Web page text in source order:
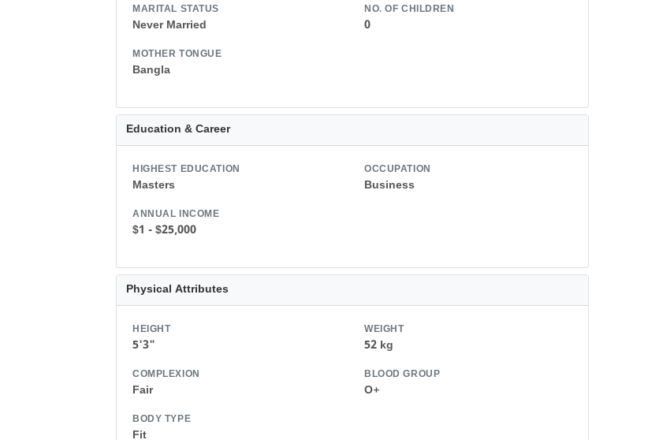
MARITAL STATUS
Never Married
NO. OF CHILDREN
0
MOTHER TONGUE
Bangla
Education & Career
HIGHEST EDUCATION
Masters
OCCUPATION
Business
ANNUAL INCOME
$1 - $25,000
Physical Attributes
HEIGHT
5'3"
WEIGHT
52 kg
COMPLEXION
Fair
BLOOD GROUP
O+
BODY TYPE
Fit